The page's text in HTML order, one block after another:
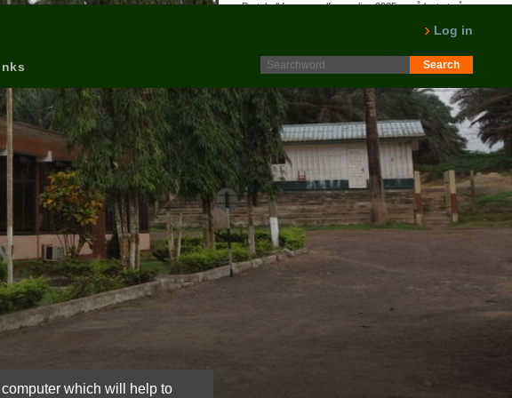
Log in
Protokoll fra generalforsamling 2025 er nå lagt ut på
which will help to